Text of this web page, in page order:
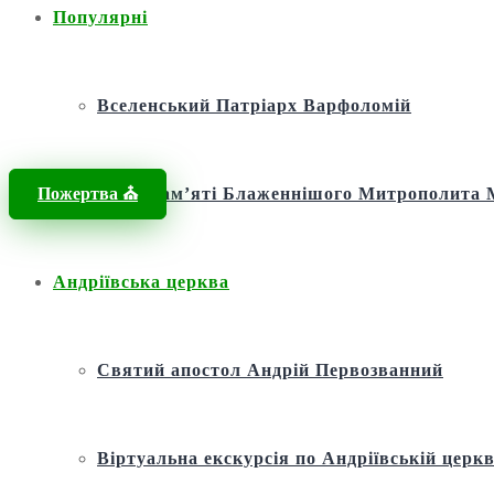
Популярні
Вселенський Патріарх Варфоломій
Фонд пам’яті Блаженнішого
Андріївська церква
Святий апостол Андрій Первозванний
Віртуальна екскурсія по Андріївській
Пожертва ⛪️